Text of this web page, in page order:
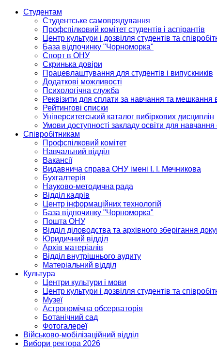
Студентам
Студентське самоврядування
Профспілковий комітет студентів і аспірантів
Центр культури і дозвілля студентів та
База відпочинку "Чорноморка"
Спорт в ОНУ
Скринька довіри
Працевлаштування для студентів і випускників
Додаткові можливості
Психологічна служба
Реквізити для сплати за навчання та мешкання
Рейтингові списки
Університетський каталог вибіркових дисциплін
Умови доступності закладу освіти для
Співробітникам
Профспілковий комітет
Навчальний відділ
Вакансії
Видавнича справа ОНУ імені І. І. Мечникова
Бухгалтерія
Науково-методична рада
Відділ кадрів
Центр інформаційних технологій
База відпочинку "Чорноморка"
Пошта ОНУ
Відділ діловодства та архівного зберігання
Юридичний відділ
Архів матеріалів
Відділ внутрішнього аудиту
Матеріальний відділ
Культура
Центри культури і мови
Центр культури і дозвілля студентів та
Музеї
Астрономічна обсерваторія
Ботанічний сад
Фотогалереї
Військово-мобілізаційний відділ
Вибори ректора 2026